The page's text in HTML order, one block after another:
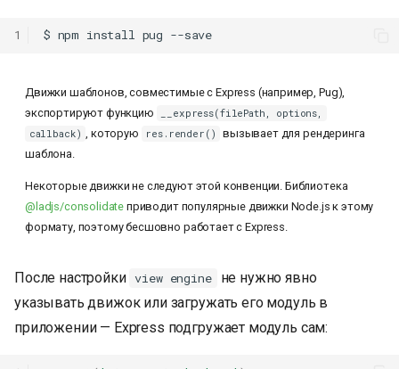
1 $ npm install pug
Движки шаблонов, совместимые с Express (например, Pug),
экспортируют функцию
__express(filePath, options,
callback) , которую res.render()
вызывает для рендеринга
шаблона.
Некоторые движки не следуют этой конвенции. Библиотека
@ladjs/consolidate приводит популярные движки Node.js к этому
формату, поэтому бесшовно работает с Express.
После настройки view engine
не нужно явно
указывать движок или загружать его модуль в
приложении — Express подгружает модуль сам: